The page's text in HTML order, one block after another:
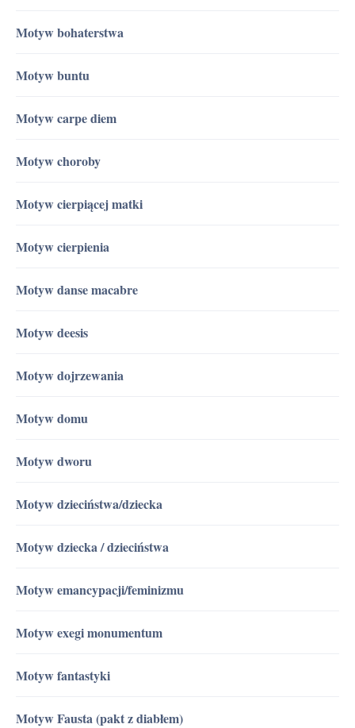
Motyw bohaterstwa
Motyw buntu
Motyw carpe diem
Motyw choroby
Motyw cierpiącej matki
Motyw cierpienia
Motyw danse macabre
Motyw deesis
Motyw dojrzewania
Motyw domu
Motyw dworu
Motyw dzieciństwa/dziecka
Motyw dziecka / dzieciństwa
Motyw emancypacji/feminizmu
Motyw exegi monumentum
Motyw fantastyki
Motyw Fausta (pakt z diabłem)